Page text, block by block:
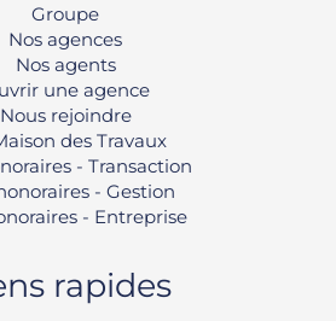
Groupe
Nos agences
Nos agents
une agence
Nous rejoindre
des Travaux
- Transaction
- Gestion
- Entreprise
rapides